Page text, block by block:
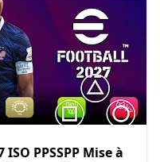
PPSSPP Mise à